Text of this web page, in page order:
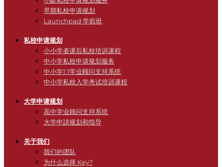
早期私校申请规划
Launchpad 学前班
私校申请规划
小小学者课后私校培训课程
中小学私校申请规划服务
中小学1:1学业顾问支持系统
中小学私校入学考试培训课程
大学申请规划
高中学业顾问支持系统
大学申請规划和指导
关于我们
我们的团队
为什么选择 Key?